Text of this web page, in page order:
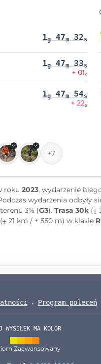
1g 47m 32s
1g 47m 33s
+ 01s
1g 47m 54s
+ 22s
+7
roku 2023, wydarzenie
wydarzenia odbyły
3% (G3). Trasa 30k(⨦
(⨦ 21 km / + 550 m) w klasie
Program poleceń
WYSIŁEK MA KOLOR
Zaawansowany